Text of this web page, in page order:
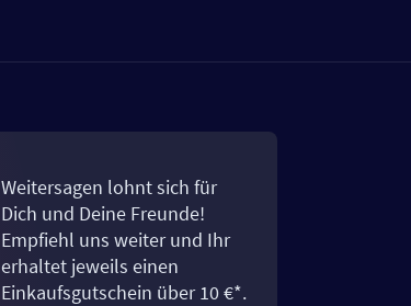
Weitersagen lohnt sich für
Dich und Deine Freunde!
Empfiehl uns weiter und Ihr
erhaltet jeweils einen
Einkaufsgutschein über 10 €*.